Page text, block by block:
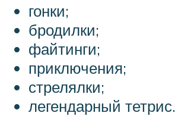
гонки;
бродилки;
файтинги;
приключения;
стрелялки;
легендарный тетрис.